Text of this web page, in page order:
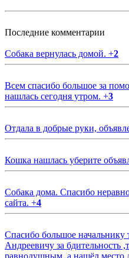
Последние комментарии
Собака вернулась домой. +2
Всем спасибо большое за
нашлась сегодня утром. +3
Отдала в добрые руки,
Кошка нашлась уберите
Собака дома. Спасибо
сайта. +4
Спасибо большое
Андреевичу за бдительность
равнодушным ,а нашёл место